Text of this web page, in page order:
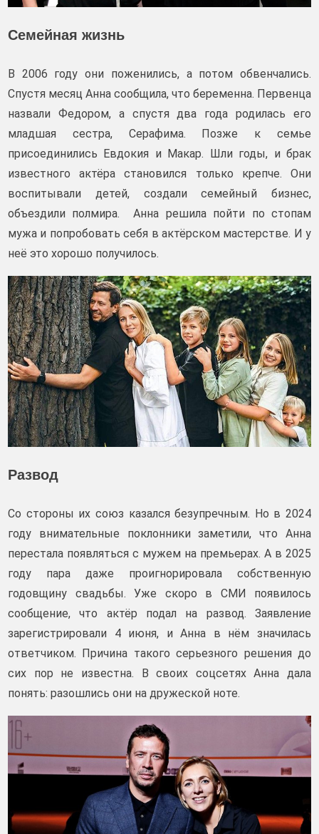
Семейная жизнь
В 2006 году они поженились, а потом обвенчались.
Спустя месяц Анна сообщила, что беременна. Первенца
назвали Федором, а спустя два года родилась его
младшая сестра, Серафима. Позже к семье
присоединились Евдокия и Макар. Шли годы, и брак
известного актёра становился только крепче. Они
воспитывали детей, создали семейный бизнес,
объездили полмира. Анна решила пойти по стопам
мужа и попробовать себя в актёрском мастерстве. И у
неё это хорошо получилось.
Развод
Со стороны их союз казался безупречным. Но в 2024
году внимательные поклонники заметили, что Анна
перестала появляться с мужем на премьерах. А в 2025
году пара даже проигнорировала собственную
годовщину свадьбы. Уже скоро в СМИ появилось
сообщение, что актёр подал на развод. Заявление
зарегистрировали 4 июня, и Анна в нём значилась
ответчиком. Причина такого серьезного решения до
сих пор не известна. В своих соцсетях Анна дала
понять: разошлись они на дружеской ноте.